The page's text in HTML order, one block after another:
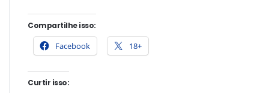
Compartilhe isso:
Facebook 18+
Curtir isso: